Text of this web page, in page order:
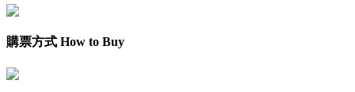
購票方式 How to Buy